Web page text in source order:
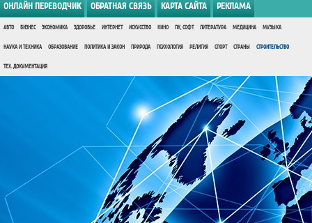
ОНЛАЙН ПЕРЕВОДЧИК ОБРАТНАЯ СВЯЗЬ КАРТА САЙТА РЕКЛАМА
АВТО БИЗНЕС ЭКОНОМИКА ЗДОРОВЬЕ ИНТЕРНЕТ ИСКУССТВО КИНО ПК, СОФТ ЛИТЕРАТУРА МЕДИЦИНА МУЗЫКА
НАУКА И ТЕХНИКА ОБРАЗОВАНИЕ ПОЛИТИКА И ЗАКОН ПРИРОДА ПСИХОЛОГИЯ РЕЛИГИЯ СПОРТ СТРАНЫ СТРОИТЕЛЬСТВО
ТЕХ. ДОКУМЕНТАЦИЯ